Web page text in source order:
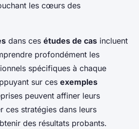
les cœurs des
dans ces études de cas incluent
profondément les
spécifiques à chaque
sur ces exemples
peuvent affiner leurs
ces stratégies dans leurs
des résultats probants.